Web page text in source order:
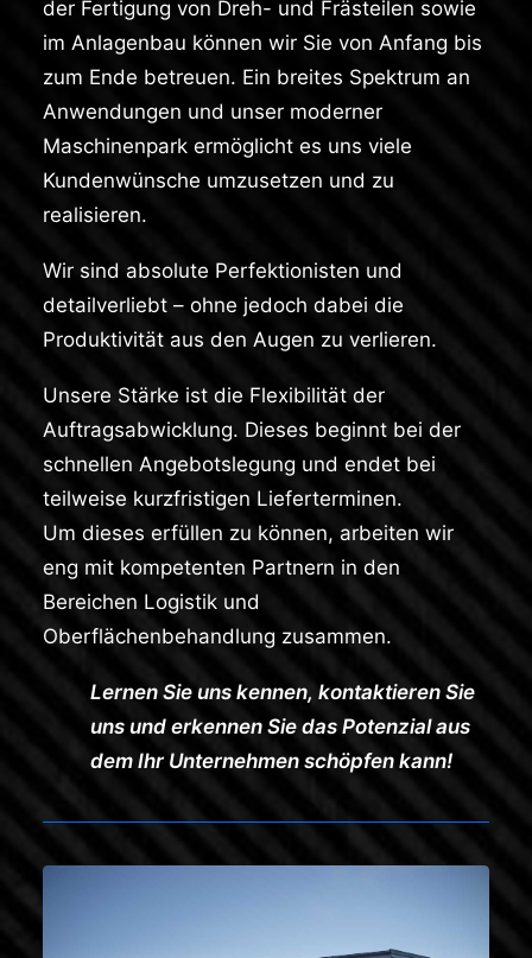
der Fertigung von Dreh- und Frästeilen sowie
im Anlagenbau können wir Sie von Anfang bis
zum Ende betreuen. Ein breites Spektrum an
Anwendungen und unser moderner
Maschinenpark ermöglicht es uns viele
Kundenwünsche umzusetzen und zu
realisieren.
Wir sind absolute Perfektionisten und
detailverliebt – ohne jedoch dabei die
Produktivität aus den Augen zu verlieren.
Unsere Stärke ist die Flexibilität der
Auftragsabwicklung. Dieses beginnt bei der
schnellen Angebotslegung und endet bei
teilweise kurzfristigen Lieferterminen.
Um dieses erfüllen zu können, arbeiten wir
eng mit kompetenten Partnern in den
Bereichen Logistik und
Oberflächenbehandlung zusammen.
Lernen Sie uns kennen, kontaktieren Sie
uns und erkennen Sie das Potenzial aus
dem Ihr Unternehmen schöpfen kann!